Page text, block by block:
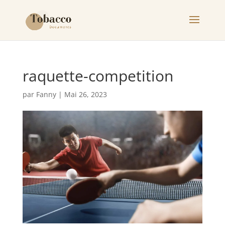
raquette-competition
par Fanny| Mai 26, 2023